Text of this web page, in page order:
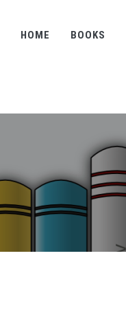
HOME BOOKS